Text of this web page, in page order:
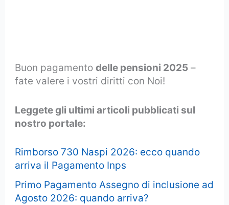
Buon pagamentodelle pensioni 2025 –
fate valere i vostri diritti con Noi!
Leggete gli ultimi articoli pubblicati sul
nostro portale:
Rimborso 730 Naspi 2026: ecco quando
arriva il Pagamento Inps
Primo Pagamento Assegno di inclusione ad
Agosto 2026: quando arriva?